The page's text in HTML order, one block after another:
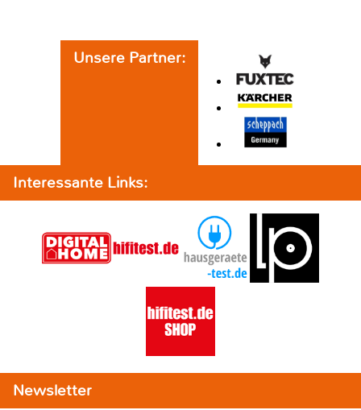
Unsere Partner:
Interessante Links:
Newsletter